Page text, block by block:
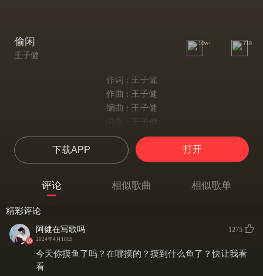
偷闲
王子健
10w+ 719
作词 : 王子健
作曲 : 王子健
编曲 : 王子健
词曲：王子健
编曲：王子健
吉他：Jakub狗子哥
琵琶：Jakub狗子哥
混音：王子健
慌啊 忙啊 千钧一发
下载APP 打开
评论 相似歌曲 相似歌单
精彩评论
阿健在写歌吗
2024年4月18日
1275
今天你摸鱼了吗？在哪摸的？摸到什么鱼了？快让我看
看